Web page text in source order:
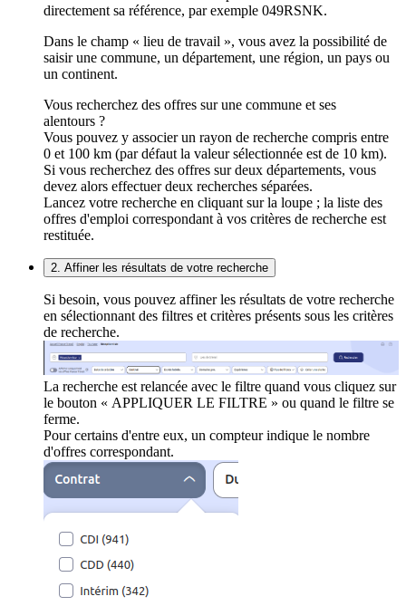
directement sa référence, par exemple 049RSNK.
Dans le champ « lieu de travail », vous avez la possibilité de
saisir une commune, un département, une région, un pays ou
un continent.
Vous recherchez des offres sur une commune et ses
alentours ?
Vous pouvez y associer un rayon de recherche compris entre
0 et 100 km (par défaut la valeur sélectionnée est de 10 km).
Si vous recherchez des offres sur deux départements, vous
devez alors effectuer deux recherches séparées.
Lancez votre recherche en cliquant sur la loupe ; la liste des
offres d'emploi correspondant à vos critères de recherche est
restituée.
2. Affiner les résultats de votre recherche
Si besoin, vous pouvez affiner les résultats de votre recherche
en sélectionnant des filtres et critères présents sous les critères
de recherche.
La recherche est relancée avec le filtre quand vous cliquez sur
le bouton « APPLIQUER LE FILTRE » ou quand le filtre se
ferme.
Pour certains d'entre eux, un compteur indique le nombre
d'offres correspondant.